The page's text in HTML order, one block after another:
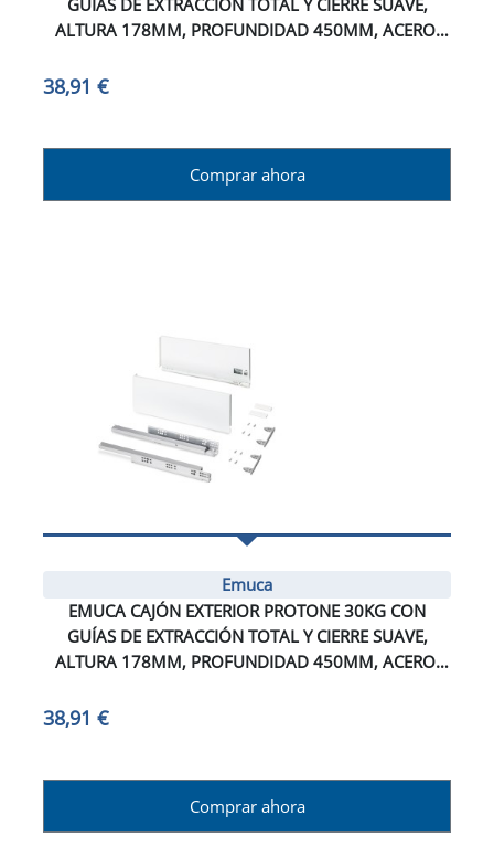
ALTURA 178MM, PROFUNDIDAD 450MM, ACERO,
38,91 €
Comprar ahora
Emuca
EMUCA CAJÓN EXTERIOR PROTONE 30KG CON
GUÍAS DE EXTRACCIÓN TOTAL Y CIERRE SUAVE,
ALTURA 178MM, PROFUNDIDAD 450MM, ACERO,
38,91 €
Comprar ahora